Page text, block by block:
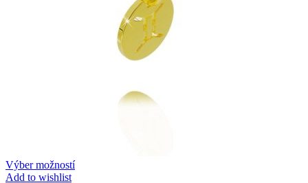
Výber možností
Add to wishlist